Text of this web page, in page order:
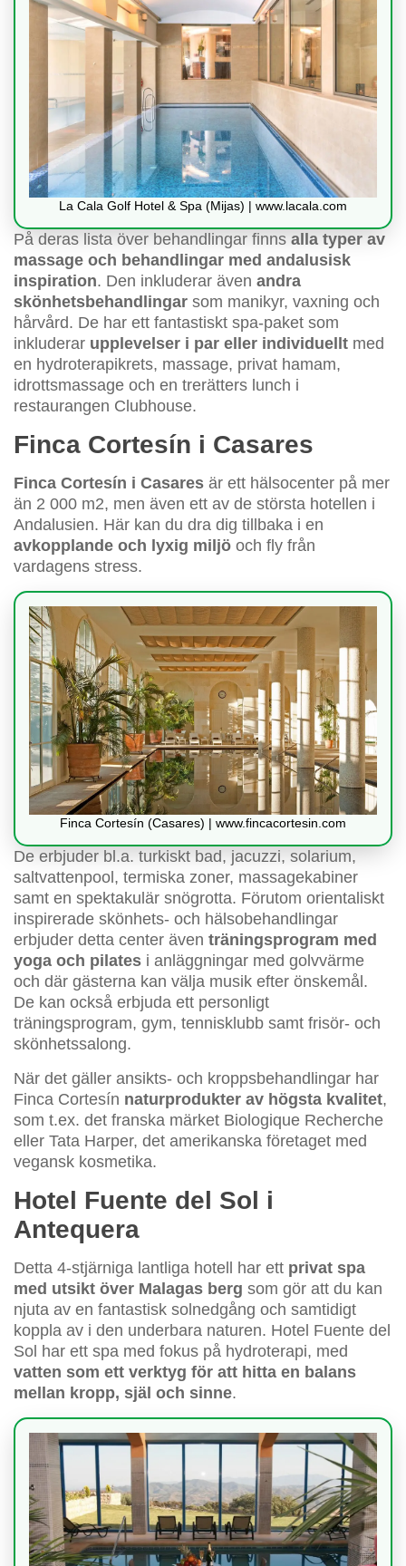
La Cala Golf Hotel & Spa (Mijas) | www.lacala.com
På deras lista över behandlingar finns alla typer av
massage och behandlingar med andalusisk
inspiration. Den inkluderar även andra
skönhetsbehandlingar som manikyr, vaxning och
hårvård. De har ett fantastiskt spa-paket som
inkluderar upplevelser i par eller individuellt med
en hydroterapikrets, massage, privat hamam,
idrottsmassage och en trerätters lunch i
restaurangen Clubhouse.
Finca Cortesín i Casares
Finca Cortesín i Casares är ett hälsocenter på mer
än 2 000 m2, men även ett av de största hotellen i
Andalusien. Här kan du dra dig tillbaka i en
avkopplande och lyxig miljö och fly från
vardagens stress.
Finca Cortesín (Casares) | www.fincacortesin.com
De erbjuder bl.a. turkiskt bad, jacuzzi, solarium,
saltvattenpool, termiska zoner, massagekabiner
samt en spektakulär snögrotta. Förutom orientaliskt
inspirerade skönhets- och hälsobehandlingar
erbjuder detta center även träningsprogram med
yoga och pilates i anläggningar med golvvärme
och där gästerna kan välja musik efter önskemål.
De kan också erbjuda ett personligt
träningsprogram, gym, tennisklubb samt frisör- och
skönhetssalong.
När det gäller ansikts- och kroppsbehandlingar har
Finca Cortesín naturprodukter av högsta kvalitet,
som t.ex. det franska märket Biologique Recherche
eller Tata Harper, det amerikanska företaget med
vegansk kosmetika.
Hotel Fuente del Sol i
Antequera
Detta 4-stjärniga lantliga hotell har ett privat spa
med utsikt över Malagas berg som gör att du kan
njuta av en fantastisk solnedgång och samtidigt
koppla av i den underbara naturen. Hotel Fuente del
Sol har ett spa med fokus på hydroterapi, med
vatten som ett verktyg för att hitta en balans
mellan kropp, själ och sinne.